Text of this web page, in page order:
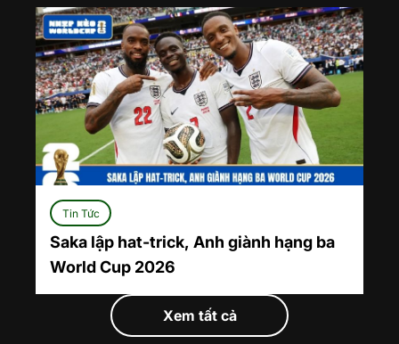
Tin Tức
Saka lập hat-trick, Anh giành hạng ba
World Cup 2026
Xem tất cả